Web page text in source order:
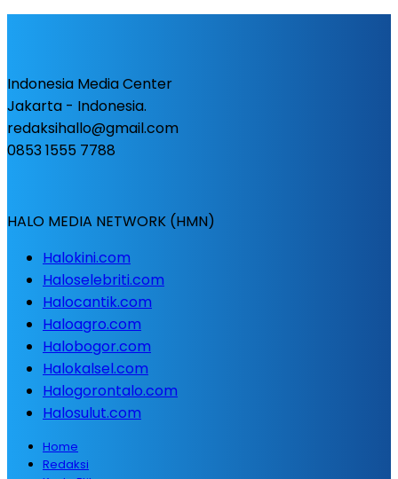
Indonesia Media Center
Jakarta - Indonesia.
redaksihallo@gmail.com
0853 1555 7788
HALO MEDIA NETWORK (HMN)
Halokini.com
Haloselebriti.com
Halocantik.com
Haloagro.com
Halobogor.com
Halokalsel.com
Halogorontalo.com
Halosulut.com
Home
Redaksi